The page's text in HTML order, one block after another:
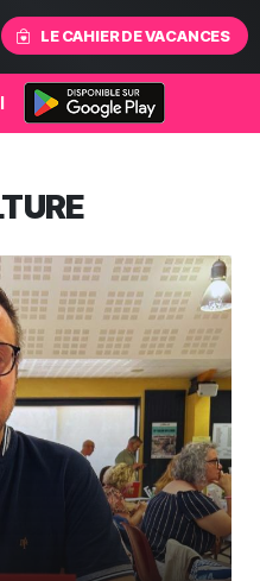
LE CAHIER DE VACANCES